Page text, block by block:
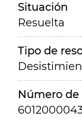
Situación
Resuelta
Tipo de
Número